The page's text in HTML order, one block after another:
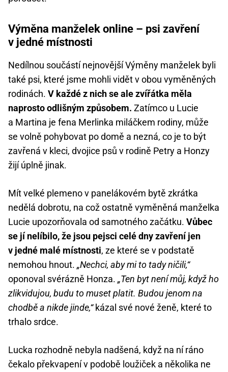
Výměna manželek online – psi zavření
v jedné místnosti
Nedílnou součástí nejnovější Výměny manželek byli
také psi, které jsme mohli vidět v obou vyměněných
rodinách. V každé z nich se ale zvířátka měla
naprosto odlišným způsobem. Zatímco u Lucie
a Martina je fena Merlinka miláčkem rodiny, může
se volně pohybovat po domě a nezná, co je to být
zavřená v kleci, dvojice psů v rodině Petry a Honzy
žijí úplně jinak.
Mít velké plemeno v panelákovém bytě zkrátka
nedělá dobrotu, na což ostatně vyměněná manželka
Lucie upozorňovala od samotného začátku. Vůbec
se jí nelíbilo, že jsou pejsci celé dny zavření jen
v jedné malé místnosti, ze které se v podstatě
nemohou hnout. „Nechci, aby mi to tady ničili,“
oponoval svérázně Honza. „Ten byt není můj, když ho
zlikvidujou, budu to muset platit. Budou jenom na
chodbě a nikde jinde,“kázal své nové ženě, které to
trhalo srdce.
Lucka rozhodně nebyla nadšená, když na ní ráno
čekalo překvapení v podobě loužiček a několika ne